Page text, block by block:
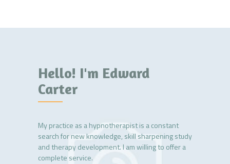
Hello! I'm Edward
Carter
My practice as a hypnotherapist is a constant
search for new knowledge, skill sharpening study
and therapy development. I am willing to offer a
complete service.